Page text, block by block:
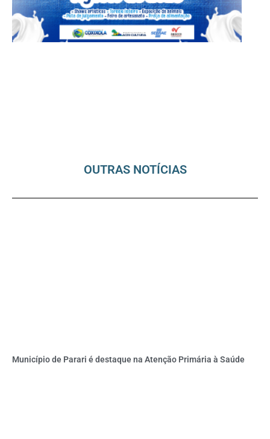
OUTRAS NOTÍCIAS
Município de Parari é destaque na Atenção Primária à Saúde